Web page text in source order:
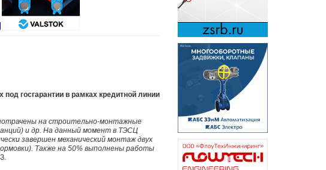
госгарантии в рамках кредитной линии
на строительно-монтажные
и др. На данный момент в ТЭСЦ
завершен механический монтаж двух
Также на 50% выполнены работы